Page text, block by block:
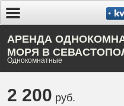
АРЕНДА
МОРЯ В
Однокомнатные
2 200 руб.